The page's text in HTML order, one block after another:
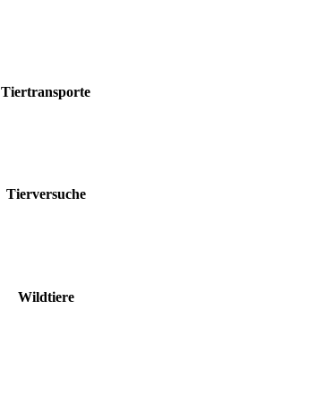
Tiertransporte
Tierversuche
Wildtiere